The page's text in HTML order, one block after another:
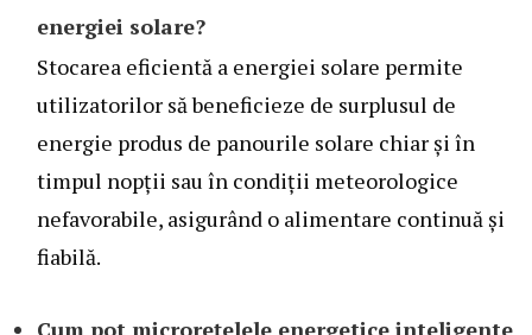
energiei solare?
Stocarea eficientă a energiei solare permite
utilizatorilor să beneficieze de surplusul de
energie produs de panourile solare chiar și în
timpul nopții sau în condiții meteorologice
nefavorabile, asigurând o alimentare continuă și
fiabilă.
Cum pot microrețelele energetice inteligente